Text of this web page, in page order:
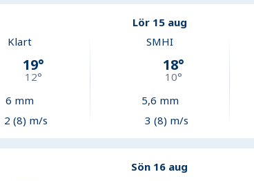
Lör 15 aug
Klart
19°
12°
6 mm
2 (8) m/s
SMHI
18°
10°
5,6 mm
3 (8) m/s
Sön 16 aug